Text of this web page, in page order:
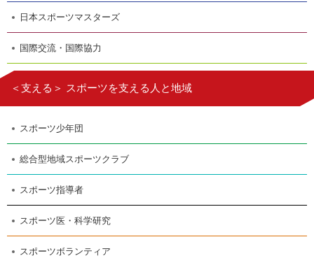
日本スポーツマスターズ
国際交流・国際協力
＜支える＞ スポーツを支える人と地域
スポーツ少年団
総合型地域スポーツクラブ
スポーツ指導者
スポーツ医・科学研究
スポーツボランティア